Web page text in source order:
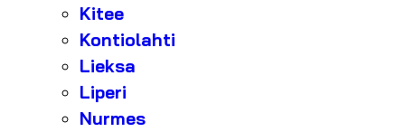
Kitee
Kontiolahti
Lieksa
Liperi
Nurmes